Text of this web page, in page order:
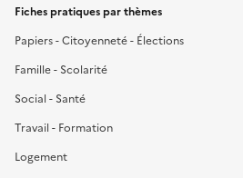
Fiches pratiques par thèmes
Papiers - Citoyenneté - Élections
Famille - Scolarité
Social - Santé
Travail - Formation
Logement